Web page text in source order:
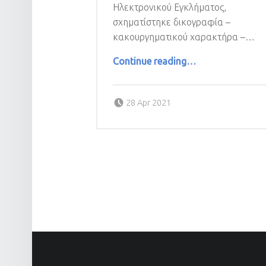
Ηλεκτρονικού Εγκλήματος,
σχηματίστηκε δικογραφία –
κακουργηματικού χαρακτήρα –…
Continue reading“ΕΞΙΧΝΙΑΣΤΗΚΑΝ 11 ΥΠΟΘΕΣΕΙΣ ΑΠΑΤΗΣ ΜΕ ΤΟ ΠΡΟΣΧΗΜΑ ΠΑΡΟΧΗΣ ΕΠΕΝΔΥΤΙΚΩΝ ΥΠΗΡΕΣΙΩΝ”
…
28 Apr 2021